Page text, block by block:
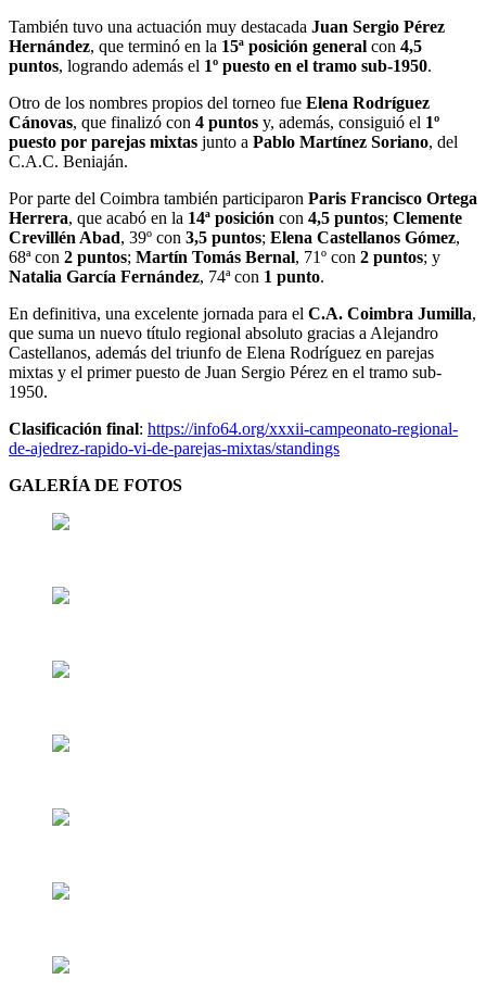
También tuvo una actuación muy destacada Juan Sergio Pérez
Hernández, que terminó en la 15ª posición general con 4,5
puntos, logrando además el 1º puesto en el tramo sub-1950.
Otro de los nombres propios del torneo fue Elena Rodríguez
Cánovas, que finalizó con 4 puntos y, además, consiguió el 1º
puesto por parejas mixtas junto a Pablo Martínez Soriano, del
C.A.C. Beniaján.
Por parte del Coimbra también participaron Paris Francisco Ortega
Herrera, que acabó en la 14ª posición con 4,5 puntos; Clemente
Crevillén Abad, 39º con 3,5 puntos; Elena Castellanos Gómez,
68ª con 2 puntos; Martín Tomás Bernal, 71º con 2 puntos; y
Natalia García Fernández, 74ª con 1 punto.
En definitiva, una excelente jornada para el C.A. Coimbra Jumilla,
que suma un nuevo título regional absoluto gracias a Alejandro
Castellanos, además del triunfo de Elena Rodríguez en parejas
mixtas y el primer puesto de Juan Sergio Pérez en el tramo sub-
1950.
Clasificación final: https://info64.org/xxxii-campeonato-regional-
de-ajedrez-rapido-vi-de-parejas-mixtas/standings
GALERÍA DE FOTOS